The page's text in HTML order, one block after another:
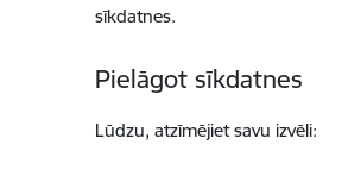
sīkdatnes.
Pielāgot sīkdatnes
Lūdzu, atzīmējiet savu izvēli: